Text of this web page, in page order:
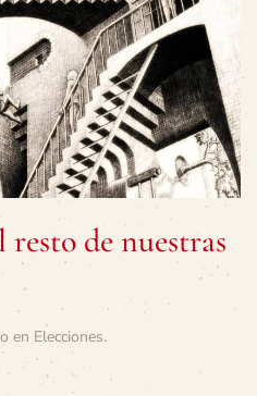
de nuestras
en Elecciones.